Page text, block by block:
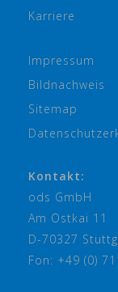
Karriere
Impressum
Bildnachweis
Sitemap
Kontakt:
ods GmbH
Am Ostkai 11
D-70327
Fon: +49 (0)